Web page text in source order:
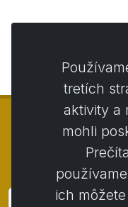
©
tretích
aktivity a
mohli
ich